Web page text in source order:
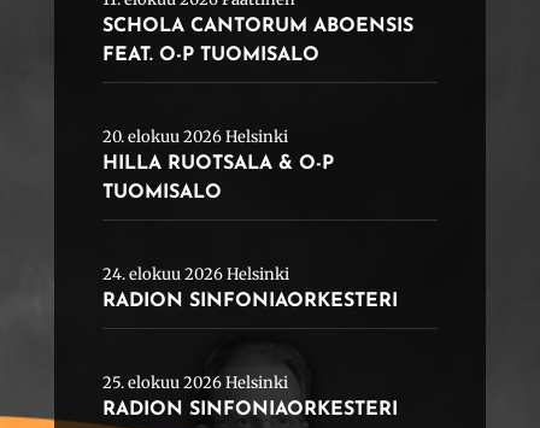
SCHOLA CANTORUM ABOENSIS
FEAT. O-P TUOMISALO
20. elokuu 2026 Helsinki
HILLA RUOTSALA & O-P
TUOMISALO
24. elokuu 2026 Helsinki
RADION SINFONIAORKESTERI
25. elokuu 2026 Helsinki
RADION SINFONIAORKESTERI